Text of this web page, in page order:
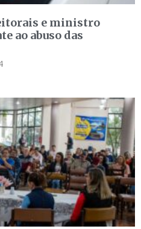
e ministro
ao abuso das